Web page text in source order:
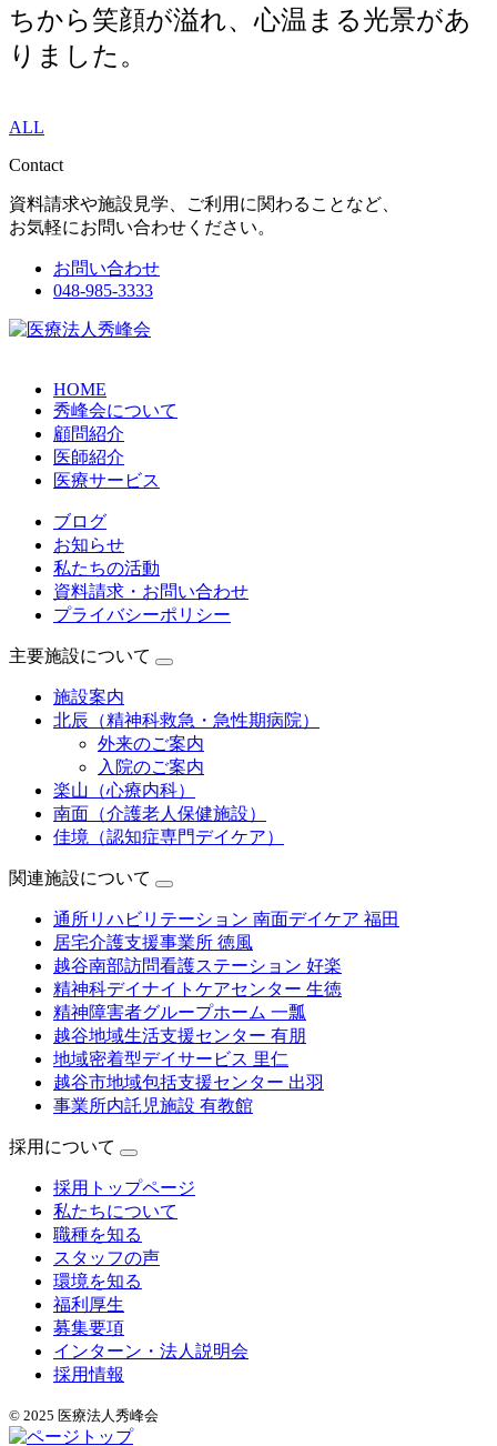
ちから笑顔が溢れ、心温まる光景があ
りました。
ALL
Contact
資料請求や施設見学、ご利用に関わることなど、
お気軽にお問い合わせください。
お問い合わせ
048-985-3333
HOME
秀峰会について
顧問紹介
医師紹介
医療サービス
ブログ
お知らせ
私たちの活動
資料請求・お問い合わせ
プライバシーポリシー
主要施設について
施設案内
北辰（精神科救急・急性期病院）
外来のご案内
入院のご案内
楽山（心療内科）
南面（介護老人保健施設）
佳境（認知症専門デイケア）
関連施設について
通所リハビリテーション 南面デイケア 福田
居宅介護支援事業所 徳風
越谷南部訪問看護ステーション 好楽
精神科デイナイトケアセンター 生徳
精神障害者グループホーム 一瓢
越谷地域生活支援センター 有朋
地域密着型デイサービス 里仁
越谷市地域包括支援センター 出羽
事業所内託児施設 有教館
採用について
採用トップページ
私たちについて
職種を知る
スタッフの声
環境を知る
福利厚生
募集要項
インターン・法人説明会
採用情報
© 2025 医療法人秀峰会